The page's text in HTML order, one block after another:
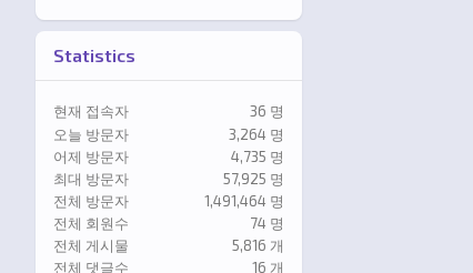
Statistics
현재 접속자
36 명
오늘 방문자
3,264 명
어제 방문자
4,735 명
최대 방문자
57,925 명
전체 방문자
1,491,464 명
전체 회원수
74 명
전체 게시물
5,816 개
전체 댓글수
16 개